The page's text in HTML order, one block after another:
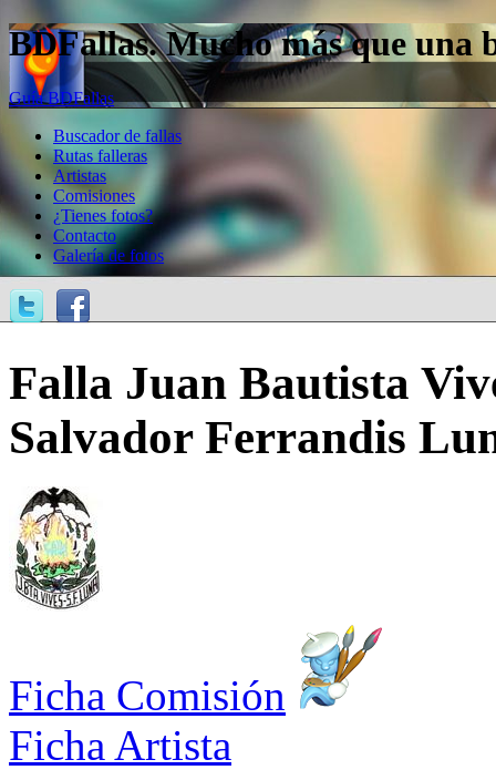
BDFallas. Mucho más que una
Guía BDFallas
Buscador de fallas
Rutas falleras
Artistas
Comisiones
¿Tienes fotos?
Contacto
Galería de fotos
Falla Juan Bautista
Salvador Ferrandis
Ficha Comisión
Ficha Artista